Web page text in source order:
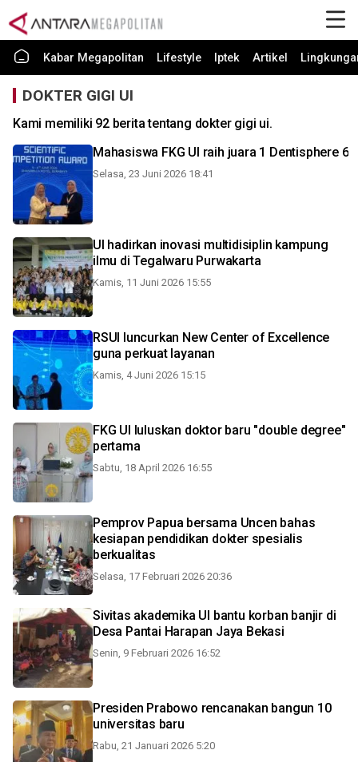
Kabar Megapolitan Lifestyle Iptek Artikel
DOKTER GIGI UI
Kami memiliki 92 berita tentang dokter gigi ui.
Mahasiswa FKG UI raih juara 1 Dentisphere 6
Selasa, 23 Juni 2026 18:41
UI hadirkan inovasi multidisiplin kampung
ilmu di Tegalwaru Purwakarta
Kamis, 11 Juni 2026 15:55
RSUI luncurkan New Center of Excellence
guna perkuat layanan
Kamis, 4 Juni 2026 15:15
FKG UI luluskan doktor baru "double degree"
pertama
Sabtu, 18 April 2026 16:55
Pemprov Papua bersama Uncen bahas
kesiapan pendidikan dokter spesialis
berkualitas
Selasa, 17 Februari 2026 20:36
Sivitas akademika UI bantu korban banjir di
Desa Pantai Harapan Jaya Bekasi
Senin, 9 Februari 2026 16:52
Presiden Prabowo rencanakan bangun 10
universitas baru
Rabu, 21 Januari 2026 5:20